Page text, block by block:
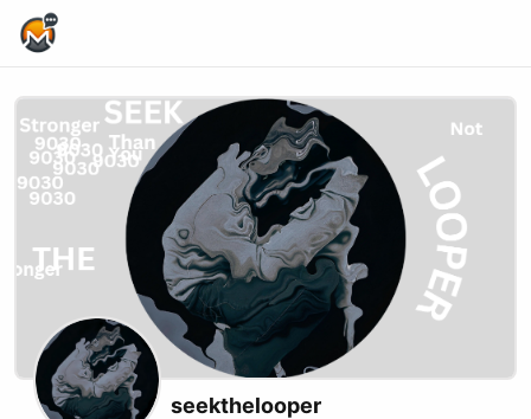
seekthelooper